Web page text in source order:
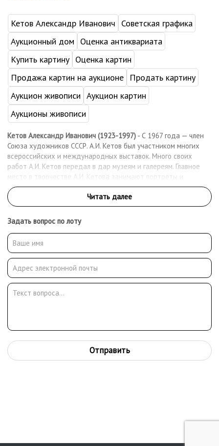
Кетов Александр Иванович
Советская графика
Аукционный дом
Оценка антиквариата
Купить картину Оценка картин
Продажа картин на аукционе
Продать картину
Аукцион живописи Аукцион картин
Аукционы живописи
Кетов Александр Иванович (1923-1997) - С 1967 года — член
Союза художников СССР. А.И. Кетов был участником многих
всероссийских и международных выставок. Много своих
работ А.И. Кетов передал в дар музеям и галереям. Главное
место в творчестве А.И. Кетова занимают портреты и
пейзажи. Его произведения хранятся в музеях Москвы,
Можайска, Александрова, Звенигорода, Волгограда, Ташкента,
Элисты и других городов, а также в Японии, США, Израиле.
Задать вопрос по лоту
Отправить